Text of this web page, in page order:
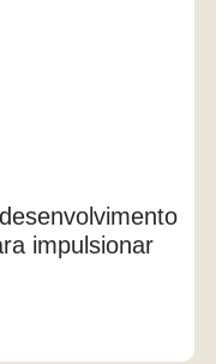
impulsionar